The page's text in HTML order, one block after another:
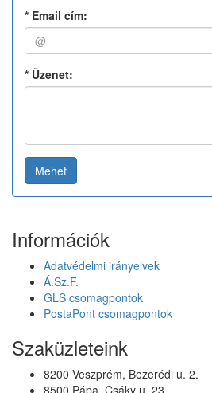
* Email cím:
* Üzenet:
Mehet
Információk
Adatvédelmi irányelvek
Á.Sz.F.
GLS csomagpontok
PostaPont csomagpontok
Szaküzleteink
8200 Veszprém, Bezerédi u. 2.
8500 Pápa, Csáky u. 23.